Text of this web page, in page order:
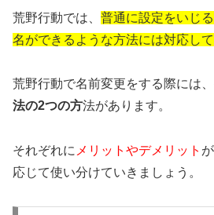
荒野行動では、 普通に設定をいじ
名ができるような方法には対応して
荒野行動で名前変更をする際には、
法の2つの方法があります。
それぞれに メリットやデメリット
応じて使い分けていきましょう。